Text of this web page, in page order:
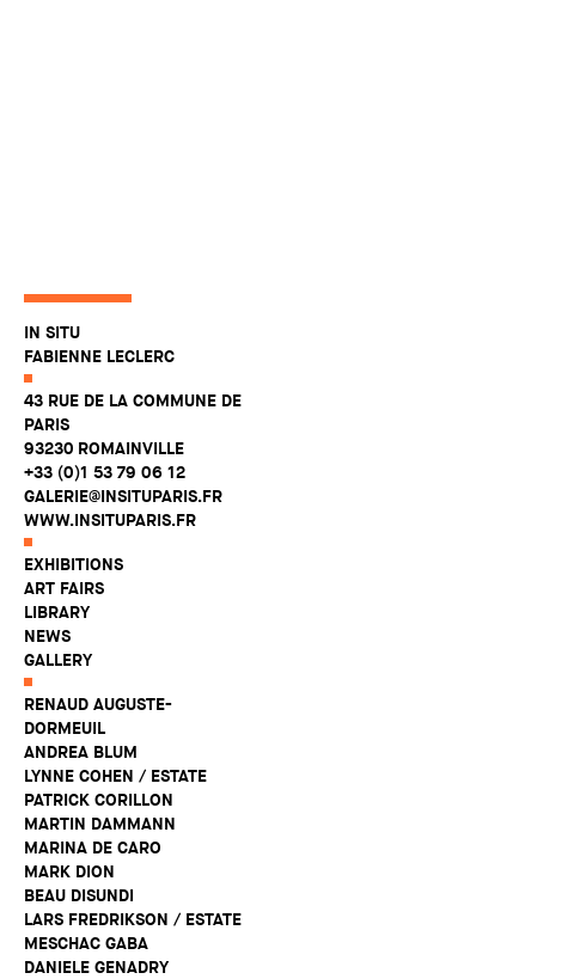
IN SITU
FABIENNE LECLERC
43 RUE DE LA COMMUNE DE
PARIS
93230 ROMAINVILLE
+33 (0)1 53 79 06 12
GALERIE@INSITUPARIS.FR
WWW.INSITUPARIS.FR
EXHIBITIONS
ART FAIRS
LIBRARY
NEWS
GALLERY
RENAUD AUGUSTE-
DORMEUIL
ANDREA BLUM
LYNNE COHEN / ESTATE
PATRICK CORILLON
MARTIN DAMMANN
MARINA DE CARO
MARK DION
BEAU DISUNDI
LARS FREDRIKSON / ESTATE
MESCHAC GABA
DANIELE GENADRY